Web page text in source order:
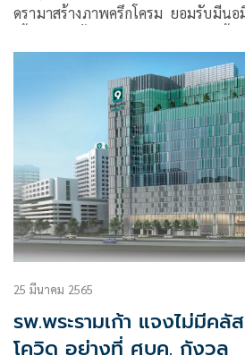
ดรามาสร้างภาพครึกโครม ยอมรับมีน
25 มีนาคม 2565
รพ.พระรามเก้า แจงไม่มีคลั
โควิด อย่างที่ ศบค. กังวล